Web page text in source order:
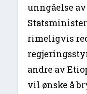
unngåelse
rimeligvis
andre av
vil ønske å